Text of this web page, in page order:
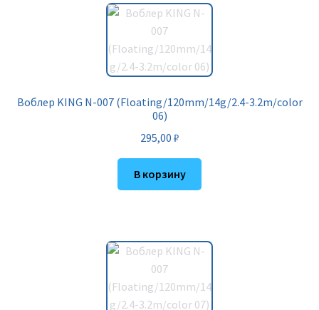
Воблер KING N-007 (Floating/120mm/14g/2.4-3.2m/color
06)
295,00 ₽
В корзину